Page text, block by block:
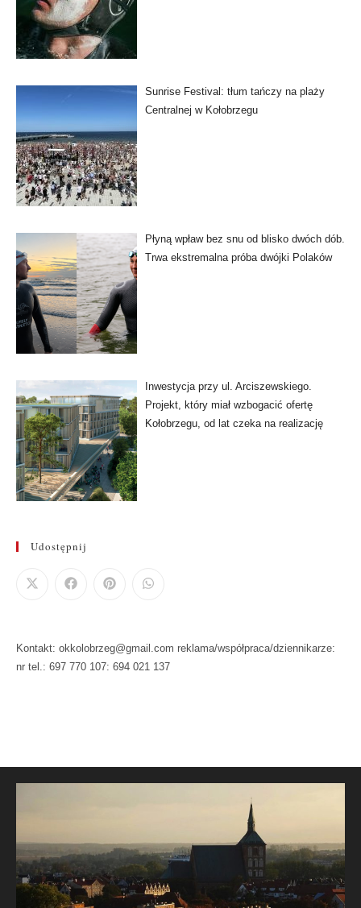
Sunrise Festival: tłum tańczy na plaży
Centralnej w Kołobrzegu
Płyną wpław bez snu od blisko dwóch dób.
Trwa ekstremalna próba dwójki Polaków
Inwestycja przy ul. Arciszewskiego.
Projekt, który miał wzbogacić ofertę
Kołobrzegu, od lat czeka na realizację
Udostępnij
Kontakt: okkolobrzeg@gmail.com reklama/współpraca/dziennikarze:
nr tel.: 697 770 107: 694 021 137